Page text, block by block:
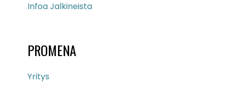
Infoa Jalkineista
PROMENA
Yritys